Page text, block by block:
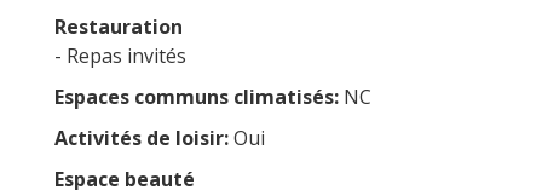
Restauration
- Repas invités
Espaces communs climatisés: NC
Activités de loisir:Oui
Espace beauté